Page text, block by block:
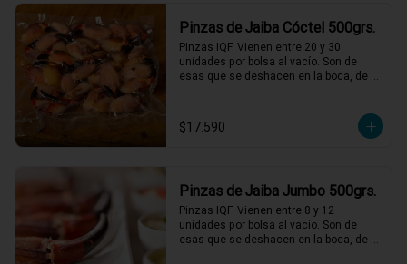
Pinzas de Jaiba Cóctel 500grs.
Pinzas IQF. Vienen entre 20 y 30
unidades por bolsa al vacío. Son de
esas que se deshacen en la boca, de
mayonesas de varios sabores.
$17.590
Pinzas de Jaiba Jumbo 500grs.
Pinzas IQF. Vienen entre 8 y 12
unidades por bolsa al vacío. Son de
esas que se deshacen en la boca, de